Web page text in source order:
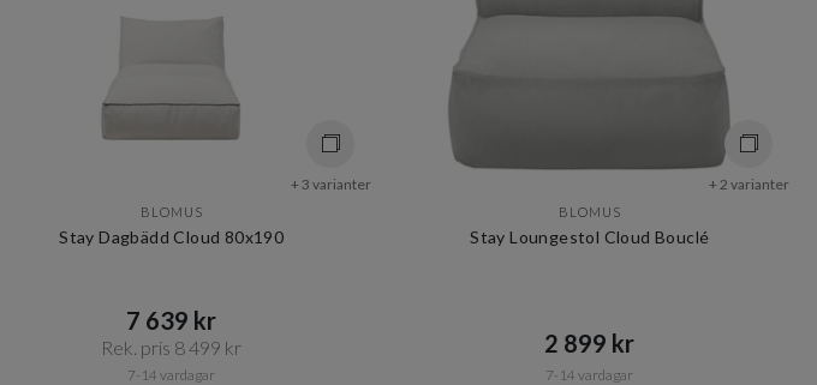
+ 3 varianter
BLOMUS
Stay Dagbädd Cloud 80x190
7 639 kr​​
Rek. pris 8 499 kr​​
7-14 vardagar
+ 2 varianter
BLOMUS
Stay Loungestol Cloud Bouclé
2 899 kr​​
7-14 vardagar